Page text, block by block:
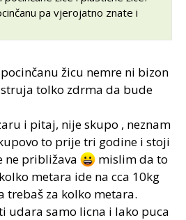
pa vjerojatno znate i
žicu nemre ni bizon
tolko zdrma da bude
i pitaj, nije skupo , neznam
to prije tri godine i stoji
ne približava
mislim da to
metara ide na cca 10kg
trebaš za kolko metara.
udara samo licna i lako puca